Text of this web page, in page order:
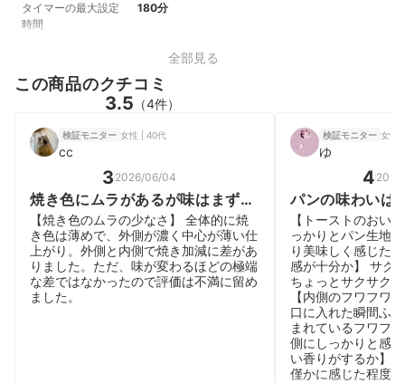
タイマーの最大設定
時間
180分
全部見る
この商品のクチコミ
3.5 （4件）
検証モニター 女性 | 40代
cc
3 2026/06/04
焼き色にムラがあるが味はまずま
ず
【焼き色のムラの少なさ】 全体的に焼
き色は薄めで、外側が濃く中心が薄い仕
上がり。外側と内側で焼き加減に差があ
りました。ただ、味が変わるほどの極端
な差ではなかったので評価は不満に留め
ました。
検証モニター 女性
ゆ
4
パンの味わいは
が物足りない
【トーストのおい
っかりとパン生地
り美味しく感じた
感が十分か】 サク
ちょっとサクサク
【内側のフワフワ
口に入れた瞬間ふ
まれているフワフ
側にしっかりと感
い香りがするか】
僅かに感じた程度。